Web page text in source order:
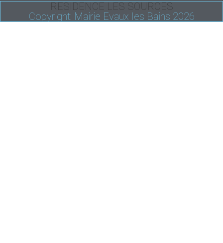
RESIDENCE LES SOURCES
Copyright: Mairie Evaux les Bains 2026